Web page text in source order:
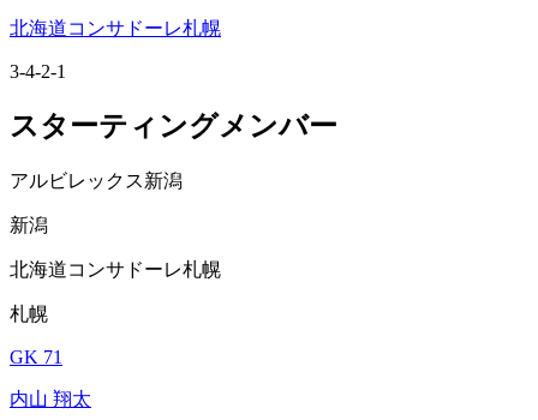
北海道コンサドーレ札幌
3-4-2-1
スターティングメンバー
アルビレックス新潟
新潟
北海道コンサドーレ札幌
札幌
GK 71
内山 翔太